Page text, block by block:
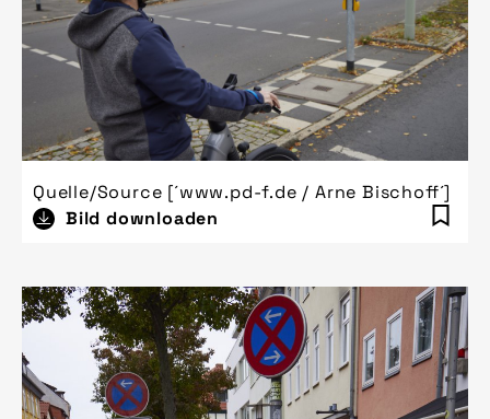
Quelle/Source [´www.pd-f.de / Arne Bischoff´]
Bild downloaden